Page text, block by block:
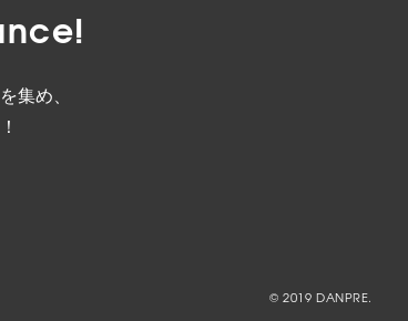
集め、
© 2019 DANPRE.